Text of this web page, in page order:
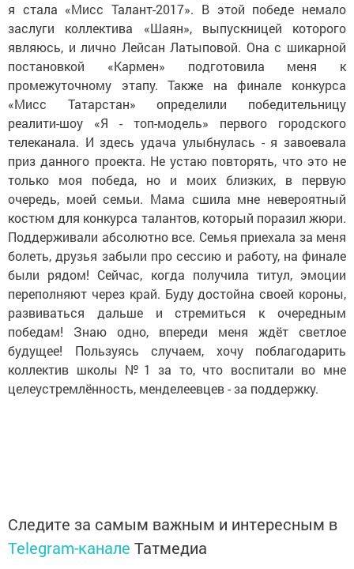
я стала «Мисс Талант-2017». В этой победе немало
заслуги коллектива «Шаян», выпускницей которого
являюсь, и лично Лейсан Латыповой. Она с шикарной
постановкой «Кармен» подготовила меня к
промежуточному этапу. Также на финале конкурса
«Мисс Татарстан» определили победительницу
реалити-шоу «Я - топ-модель» первого городского
телеканала. И здесь удача улыбнулась - я завоевала
приз данного проекта. Не устаю повторять, что это не
только моя победа, но и моих близких, в первую
очередь, моей семьи. Мама сшила мне невероятный
костюм для конкурса талантов, который поразил жюри.
Поддерживали абсолютно все. Семья приехала за меня
болеть, друзья забыли про сессию и работу, на финале
были рядом! Сейчас, когда получила титул, эмоции
переполняют через край. Буду достойна своей короны,
развиваться дальше и стремиться к очередным
победам! Знаю одно, впереди меня ждёт светлое
будущее! Пользуясь случаем, хочу поблагодарить
коллектив школы №1 за то, что воспитали во мне
целеустремлённость, менделеевцев - за поддержку.
Следите за самым важным и интересным в
Telegram-канале Татмедиа